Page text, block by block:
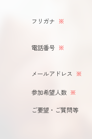
フリガナ ※
電話番号 ※
メールアドレス ※
参加希望人数 ※
ご要望・ご質問等